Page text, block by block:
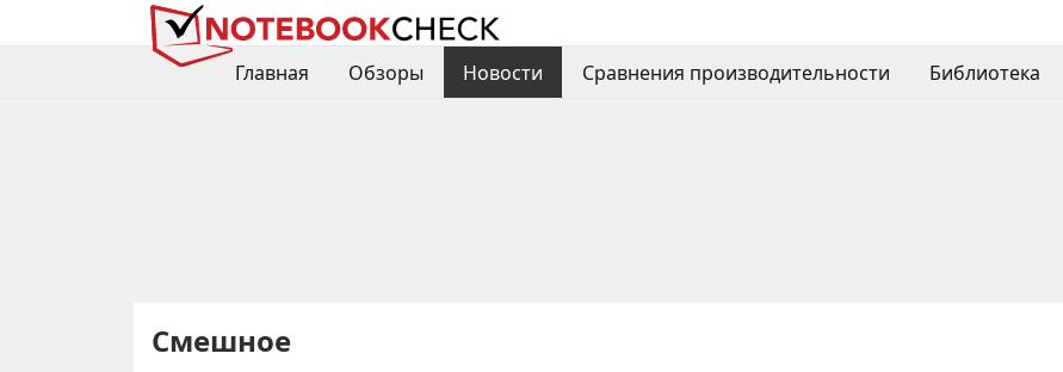
Главная
Обзоры Новости Сравнения производительности Библиотека
Смешное